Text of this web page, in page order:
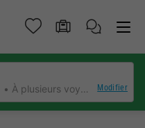
À plusieurs voyageurs Modifier